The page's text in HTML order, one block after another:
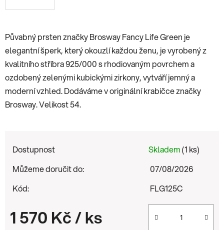
Půvabný prsten značky BroswayFancy Life Green je
elegantní šperk, který okouzlí každou ženu, je vyrobený z
kvalitního stříbra 925/000 s rhodiovaným povrchem a
ozdobený zelenými kubickými zirkony, vytváří jemný a
moderní vzhled. Dodáváme v originální krabičce značky
Brosway. Velikost 54.
Dostupnost Skladem(1 ks)
Můžeme doručit do:
07/08/2026
Kód:
FLG125C
1 570 Kč/ ks